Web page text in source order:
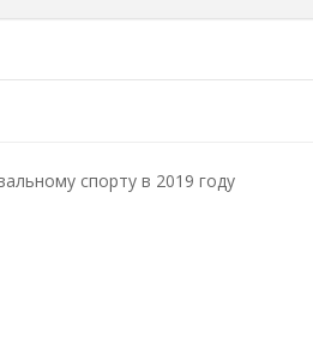
спорту в 2019 году